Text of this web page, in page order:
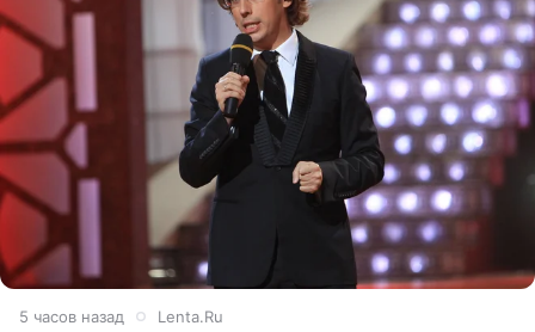
5 часов назад Lenta.Ru